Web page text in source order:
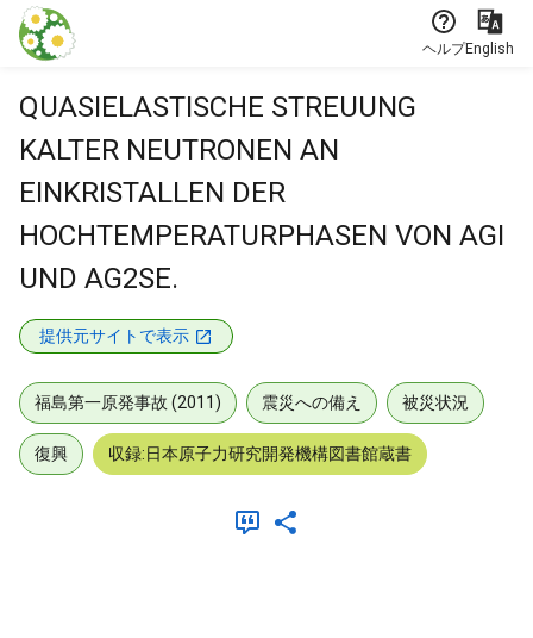
本文に飛ぶ
ヘルプEnglish
QUASIELASTISCHE STREUUNG
KALTER NEUTRONEN AN
EINKRISTALLEN DER
HOCHTEMPERATURPHASEN VON AGI
UND AG2SE.
提供元サイトで表示
福島第一原発事故 (2011) 震災への備え 被災状況
復興 収録:日本原子力研究開発機構図書館蔵書